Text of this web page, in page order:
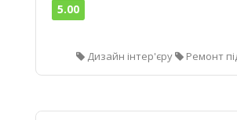
5.00
Дизайн інтер'єру Ремонт